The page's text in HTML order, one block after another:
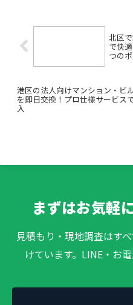
北区
で快
つの
港区の法人向けマンション・ビ
を即日交換！プロ仕様サービス
入
まずはお気軽
見積もり・現地調査はす
けています。LINE・お